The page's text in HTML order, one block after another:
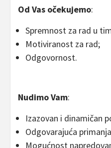
Od Vas očekujemo:
Spremnost za rad u
Motiviranost za rad;
Odgovornost.
Nudimo Vam:
Izazovan i dinamičan
Odgovarajuća
Mogućnost